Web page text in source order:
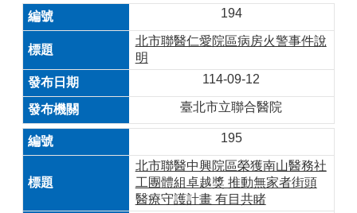
194
北市聯醫仁愛院區病房火警事件說
明
114-09-12
臺北市立聯合醫院
195
北市聯醫中興院區榮獲南山醫務社
工團體組卓越獎 推動無家者街頭
醫療守護計畫 有目共睹